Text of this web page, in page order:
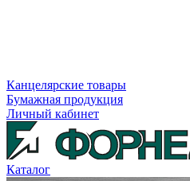
Канцелярские товары
Бумажная продукция
Личный кабинет
Каталог